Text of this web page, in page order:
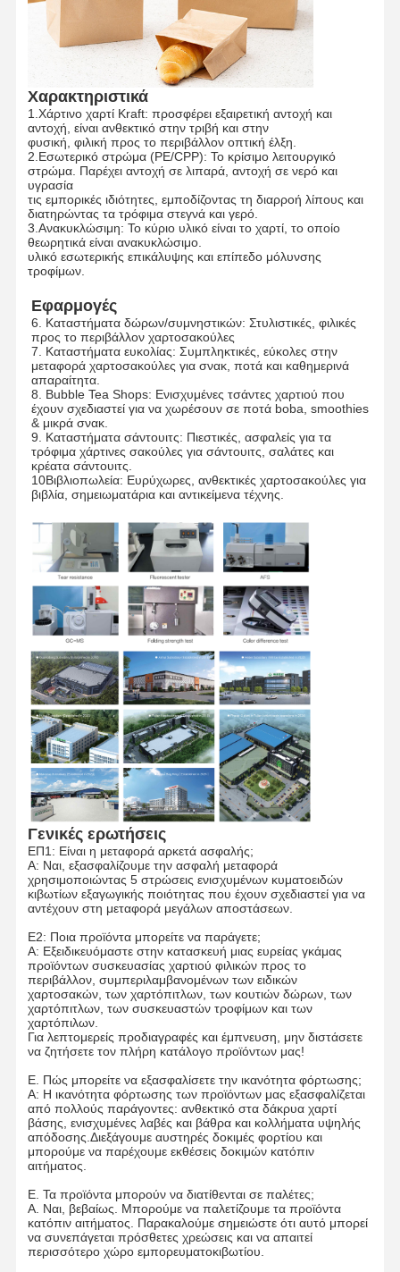
Αρχική
Σελίδα
Προϊόντα Εκπομπή VR
Σχετικά Με
Εμάς
Επισκέψεις
Στο
Εργοστάσιο
Ποιότητας
Τε Μαζί Μας
Υποθέσεις
Ζητήστε
Προσφορά
Ανακυκλώσιμη χάρτινη σακούλα
Τυλιγμένες τσάντες χαρτιού
Χάρτινες τσάντες διανομής φαγητού
τσάντες εγγράφου SOS
J Τύπος χαρτιού
Τσάντες ηλεκτρονικού εμπορίου
Χάρτινη σακούλα επίπεδη λαβή
Είδη μιας χρήσης για εστίαση
Κουμπίστε τις χαρτοσακούλες
Θερμικός ρόλος εγγράφου
Non woven τσάντες
Χαρακτηριστικά
1.Χάρτινο χαρτί Kraft: προσφέρει εξαιρετική αντοχή και
αντοχή, είναι ανθεκτικό στην τριβή και στην
φυσική, φιλική προς το περιβάλλον οπτική έλξη.
2.Εσωτερικό στρώμα (PE/CPP): Το κρίσιμο λειτουργικό
στρώμα. Παρέχει αντοχή σε λιπαρά, αντοχή σε νερό και
υγρασία
τις εμπορικές ιδιότητες, εμποδίζοντας τη διαρροή λίπους και
διατηρώντας τα τρόφιμα στεγνά και γερό.
3.Ανακυκλώσιμη: Το κύριο υλικό είναι το χαρτί, το οποίο
θεωρητικά είναι ανακυκλώσιμο.
υλικό εσωτερικής επικάλυψης και επίπεδο μόλυνσης
τροφίμων.
Εφαρμογές
6. Καταστήματα δώρων/συμνηστικών: Στυλιστικές, φιλικές
προς το περιβάλλον χαρτοσακούλες
7. Καταστήματα ευκολίας: Συμπληκτικές, εύκολες στην
μεταφορά χαρτοσακούλες για σνακ, ποτά και καθημερινά
απαραίτητα.
8. Bubble Tea Shops: Ενισχυμένες τσάντες χαρτιού που
έχουν σχεδιαστεί για να χωρέσουν σε ποτά boba, smoothies
& μικρά σνακ.
9. Καταστήματα σάντουιτς: Πιεστικές, ασφαλείς για τα
τρόφιμα χάρτινες σακούλες για σάντουιτς, σαλάτες και
κρέατα σάντουιτς.
10Βιβλιοπωλεία: Ευρύχωρες, ανθεκτικές χαρτοσακούλες για
βιβλία, σημειωματάρια και αντικείμενα τέχνης.
Γενικές ερωτήσεις
ΕΠ1: Είναι η μεταφορά αρκετά ασφαλής;
Α: Ναι, εξασφαλίζουμε την ασφαλή μεταφορά
χρησιμοποιώντας 5 στρώσεις ενισχυμένων κυματοειδών
κιβωτίων εξαγωγικής ποιότητας που έχουν σχεδιαστεί για να
αντέχουν στη μεταφορά μεγάλων αποστάσεων.
Ε2: Ποια προϊόντα μπορείτε να παράγετε;
Α: Εξειδικευόμαστε στην κατασκευή μιας ευρείας γκάμας
προϊόντων συσκευασίας χαρτιού φιλικών προς το
περιβάλλον, συμπεριλαμβανομένων των ειδικών
χαρτοσακών, των χαρτόπιτλων, των κουτιών δώρων, των
χαρτόπιτλων, των συσκευαστών τροφίμων και των
χαρτόπιλων.
Για λεπτομερείς προδιαγραφές και έμπνευση, μην διστάσετε
να ζητήσετε τον πλήρη κατάλογο προϊόντων μας!
Ε. Πώς μπορείτε να εξασφαλίσετε την ικανότητα φόρτωσης;
Α: Η ικανότητα φόρτωσης των προϊόντων μας εξασφαλίζεται
από πολλούς παράγοντες: ανθεκτικό στα δάκρυα χαρτί
βάσης, ενισχυμένες λαβές και βάθρα και κολλήματα υψηλής
απόδοσης.Διεξάγουμε αυστηρές δοκιμές φορτίου και
μπορούμε να παρέχουμε εκθέσεις δοκιμών κατόπιν
αιτήματος.
Ε. Τα προϊόντα μπορούν να διατίθενται σε παλέτες;
Α. Ναι, βεβαίως. Μπορούμε να παλετίζουμε τα προϊόντα
κατόπιν αιτήματος. Παρακαλούμε σημειώστε ότι αυτό μπορεί
να συνεπάγεται πρόσθετες χρεώσεις και να απαιτεί
περισσότερο χώρο εμπορευματοκιβωτίου.